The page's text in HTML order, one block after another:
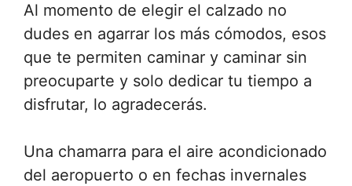
Al momento de elegir el calzado no
dudes en agarrar los más cómodos, esos
que te permiten caminar y caminar sin
preocuparte y solo dedicar tu tiempo a
disfrutar, lo agradecerás.
Una chamarra para el aire acondicionado
del aeropuerto o en fechas invernales